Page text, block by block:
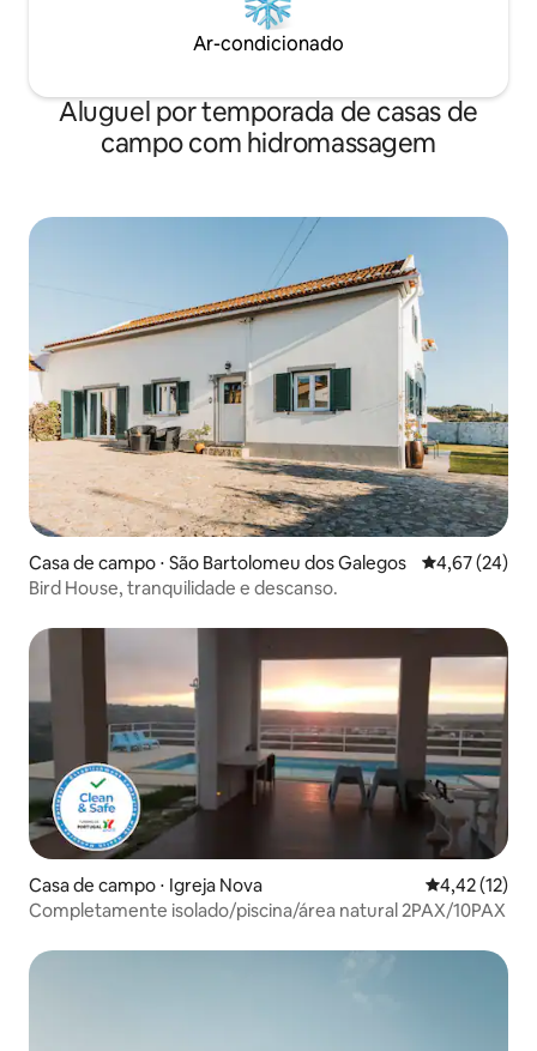
Ar-condicionado
Aluguel por temporada de casas de
campo com hidromassagem
Casa de campo ⋅ São Bartolomeu dos Galegos 4,67 de uma
4,67 (24)
Bird House, tranquilidade e descanso.
Casa de campo ⋅ Igreja Nova 4,42 de uma
4,42 (12)
Completamente isolado/piscina/área natural 2PAX/10PAX